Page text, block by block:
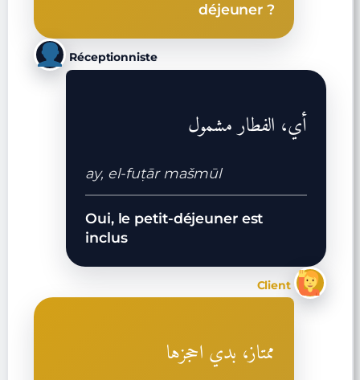
déjeuner ?
Réceptionniste
أي، الفطار مشمول
ay, el-fuṭār mašmūl
Oui, le petit-déjeuner est
inclus
Client
ممتاز، بدي احجزها